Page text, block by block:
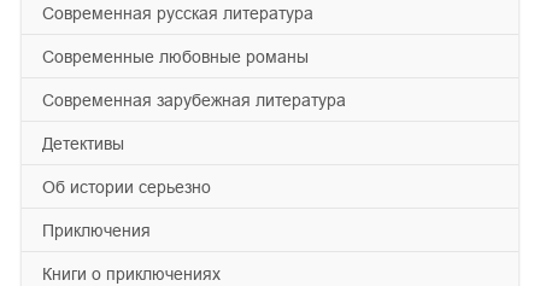
современная русская литература
современные любовные романы
современная зарубежная литература
детективы
об истории серьезно
приключения
книги о приключениях